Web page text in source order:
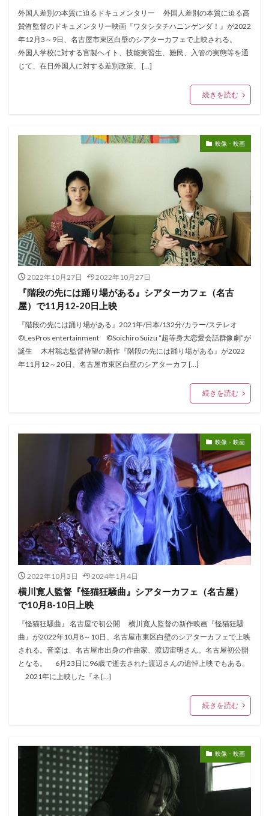
外国人差別の本質に迫るドキュメンタリー 外国人差別の本質に迫る高
賛侑監督のドキュメンタリー映画『ワタシタチハニンゲンダ！』が2022
年12月3～9日、名古屋市東区白壁のシアターカフェで上映される。
外国人学校に対する官製ヘイト、技能実習生、難民、入管の実態等を通
じて、在日外国人に対する差別政策、 […]
続きを読む
映像・映画
2022年10月27日 2022年10月27日
『階段の先には踊り場がある』シアターカフェ（名古
屋）で11月12-20日上映
『階段の先には踊り場がある』2021年/日本/132分/カラー/ステレオ
©LesPros entertainment ©Soichiro Suizu “超等身大恋愛会話群像劇”が
誕生 ⽊村聡志監督待望の新作『階段の先には踊り場がある』が2022
年11月12～20日、名古屋市東区白壁のシアターカフ […]
続きを読む
映像・映画
2022年10月3日 2024年1月4日
横川寛人監督『怪猫狂騒曲』シアターカフェ（名古屋）
で10月8-10日上映
『怪猫狂騒曲』 名古屋で初公開 横川寛人監督の新作映画『怪猫狂騒
曲』が2022年10月8～10日、名古屋市東区白壁のシアターカフェで上映
される。音楽は、名古屋市出身の作曲家、渡辺宙明さん。名古屋初公開
となる。 6月23日に96歳で逝去された渡辺さんの追悼上映でもある。
2021年に上映した『ネ […]
続きを読む
映像・映画